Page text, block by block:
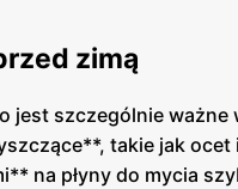
zimą
jest szczególnie
takie jak
na płyny do mycia